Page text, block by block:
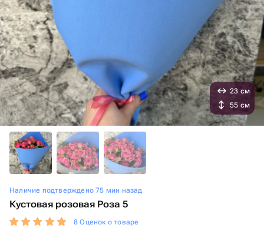
Наличие подтверждено 75 мин назад
Кустовая розовая Роза 5
8 Оценок о товаре
23 см
55 см